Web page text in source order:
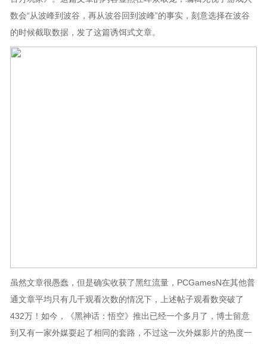
数会“从波峰到波谷，再从波谷回到波峰”的事实，刻意选择在波谷
的时候截取数据，发了这篇诱饵式文章。
虽然文章很愚蠢，但是确实收获了黑红流量，PCGamesN在其他普
通文章平均只有几千观看次数的情况下，上述帖子观看数突破了
432万！如今，《黑神话：悟空》推出已经一个多月了，博士留意
到又有一家外媒耍起了相同的套路，不过这一次外媒影片的热度一